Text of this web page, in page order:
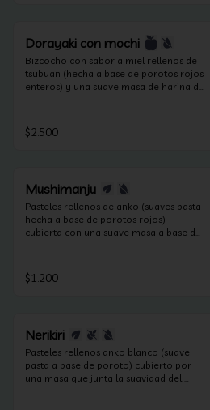
Dorayaki con mochi
Bizcocho con sabor a miel rellenos de
tsubuan (hecha a base de porotos rojos
enteros) y una suave masa de harina de
$2.500
Mushimanju
Pasteles rellenos de anko (suaves pasta
hecha a base de porotos rojos)
cubierta con una suave masa a base de
$1.200
Nerikiri
Pasteles rellenos anko blanco (suave
pasta a base de poroto) cubierto por
una masa que junta la suavidad del